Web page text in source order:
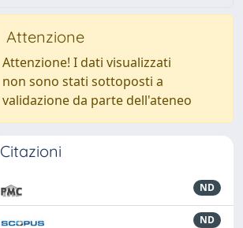
Attenzione
Attenzione! I dati visualizzati
non sono stati sottoposti a
validazione da parte dell'ateneo
Citazioni
ND
ND